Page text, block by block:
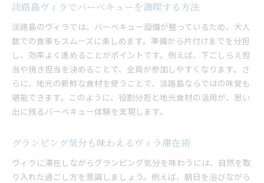
自然と調和した一棟貸しヴィラの選び方
アウトドア気分を味わえる淡路島ヴィラ滞在
大人数の思い出作りに最適な貸別荘ステイ
家族や友人と非日常を過ごすヴィラ活用法
家族や友人と非日常を楽しむ淡路島ヴィラ
ヴィラで叶う大人数旅行の理想的な過ごし方
プライベート空間でリラックスできるヴィラ体験
淡路島ヴィラで家族団らんを楽しむアイデア
大人数でも快適なヴィラ活用のポイント
淡路島ヴィラでバーベキューを満喫する方法
淡路島のヴィラでは、バーベキュー設備が整っているため、大人
数での食事もスムーズに楽しめます。準備から片付けまでを分担
し、効率よく進めることがポイントです。例えば、下ごしらえ担
当や焼き担当を決めることで、全員が参加しやすくなります。さ
らに、地元の新鮮な食材を使うことで、淡路島ならではの味覚も
堪能できます。このように、役割分担と地元食材の活用が、思い
出に残るバーベキュー体験を実現します。
グランピング気分も味わえるヴィラ滞在術
ヴィラに滞在しながらグランピング気分を味わうには、自然を取
り入れた過ごし方を意識しましょう。例えば、朝日を浴びながら